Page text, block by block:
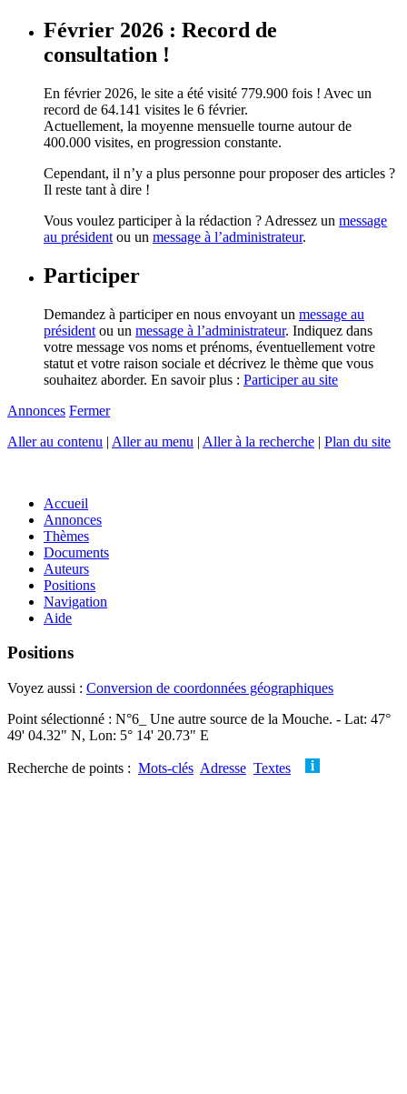
Février 2026 : Record de
consultation !
En février 2026, le site a été visité 779.900 fois ! Avec un
record de 64.141 visites le 6 février.
Actuellement, la moyenne mensuelle tourne autour de
400.000 visites, en progression constante.
Cependant, il n’y a plus personne pour proposer des articles ?
Il reste tant à dire !
Vous voulez participer à la rédaction ? Adressez un message
au président ou un message à l’administrateur.
Participer
Demandez à participer en nous envoyant un message au
président ou un message à l’administrateur. Indiquez dans
votre message vos noms et prénoms, éventuellement votre
statut et votre raison sociale et décrivez le thème que vous
souhaitez aborder. En savoir plus : Participer au site
Annonces Fermer
Aller au contenu | Aller au menu | Aller à la recherche | Plan du site
Accueil
Annonces
Thèmes
Documents
Auteurs
Positions
Navigation
Aide
Positions
Voyez aussi : Conversion de coordonnées géographiques
Point sélectionné : N°6_ Une autre source de la Mouche. - Lat: 47°
49' 04.32" N, Lon: 5° 14' 20.73" E
Recherche de points : Mots-clés Adresse Textes